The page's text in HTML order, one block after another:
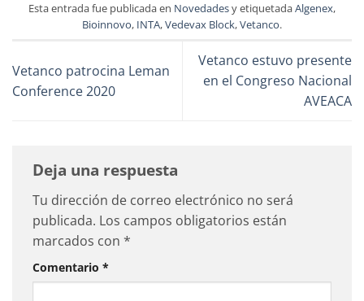
Esta entrada fue publicada en Novedadesy etiquetadaAlgenex,
Bioinnovo, INTA,Vedevax Block,Vetanco.
Vetanco patrocina Leman
Conference 2020
Vetanco estuvo presente
en el Congreso Nacional
AVEACA
Deja una respuesta
Tu dirección de correo electrónico no será
publicada. Los campos obligatorios están
marcados con *
Comentario *